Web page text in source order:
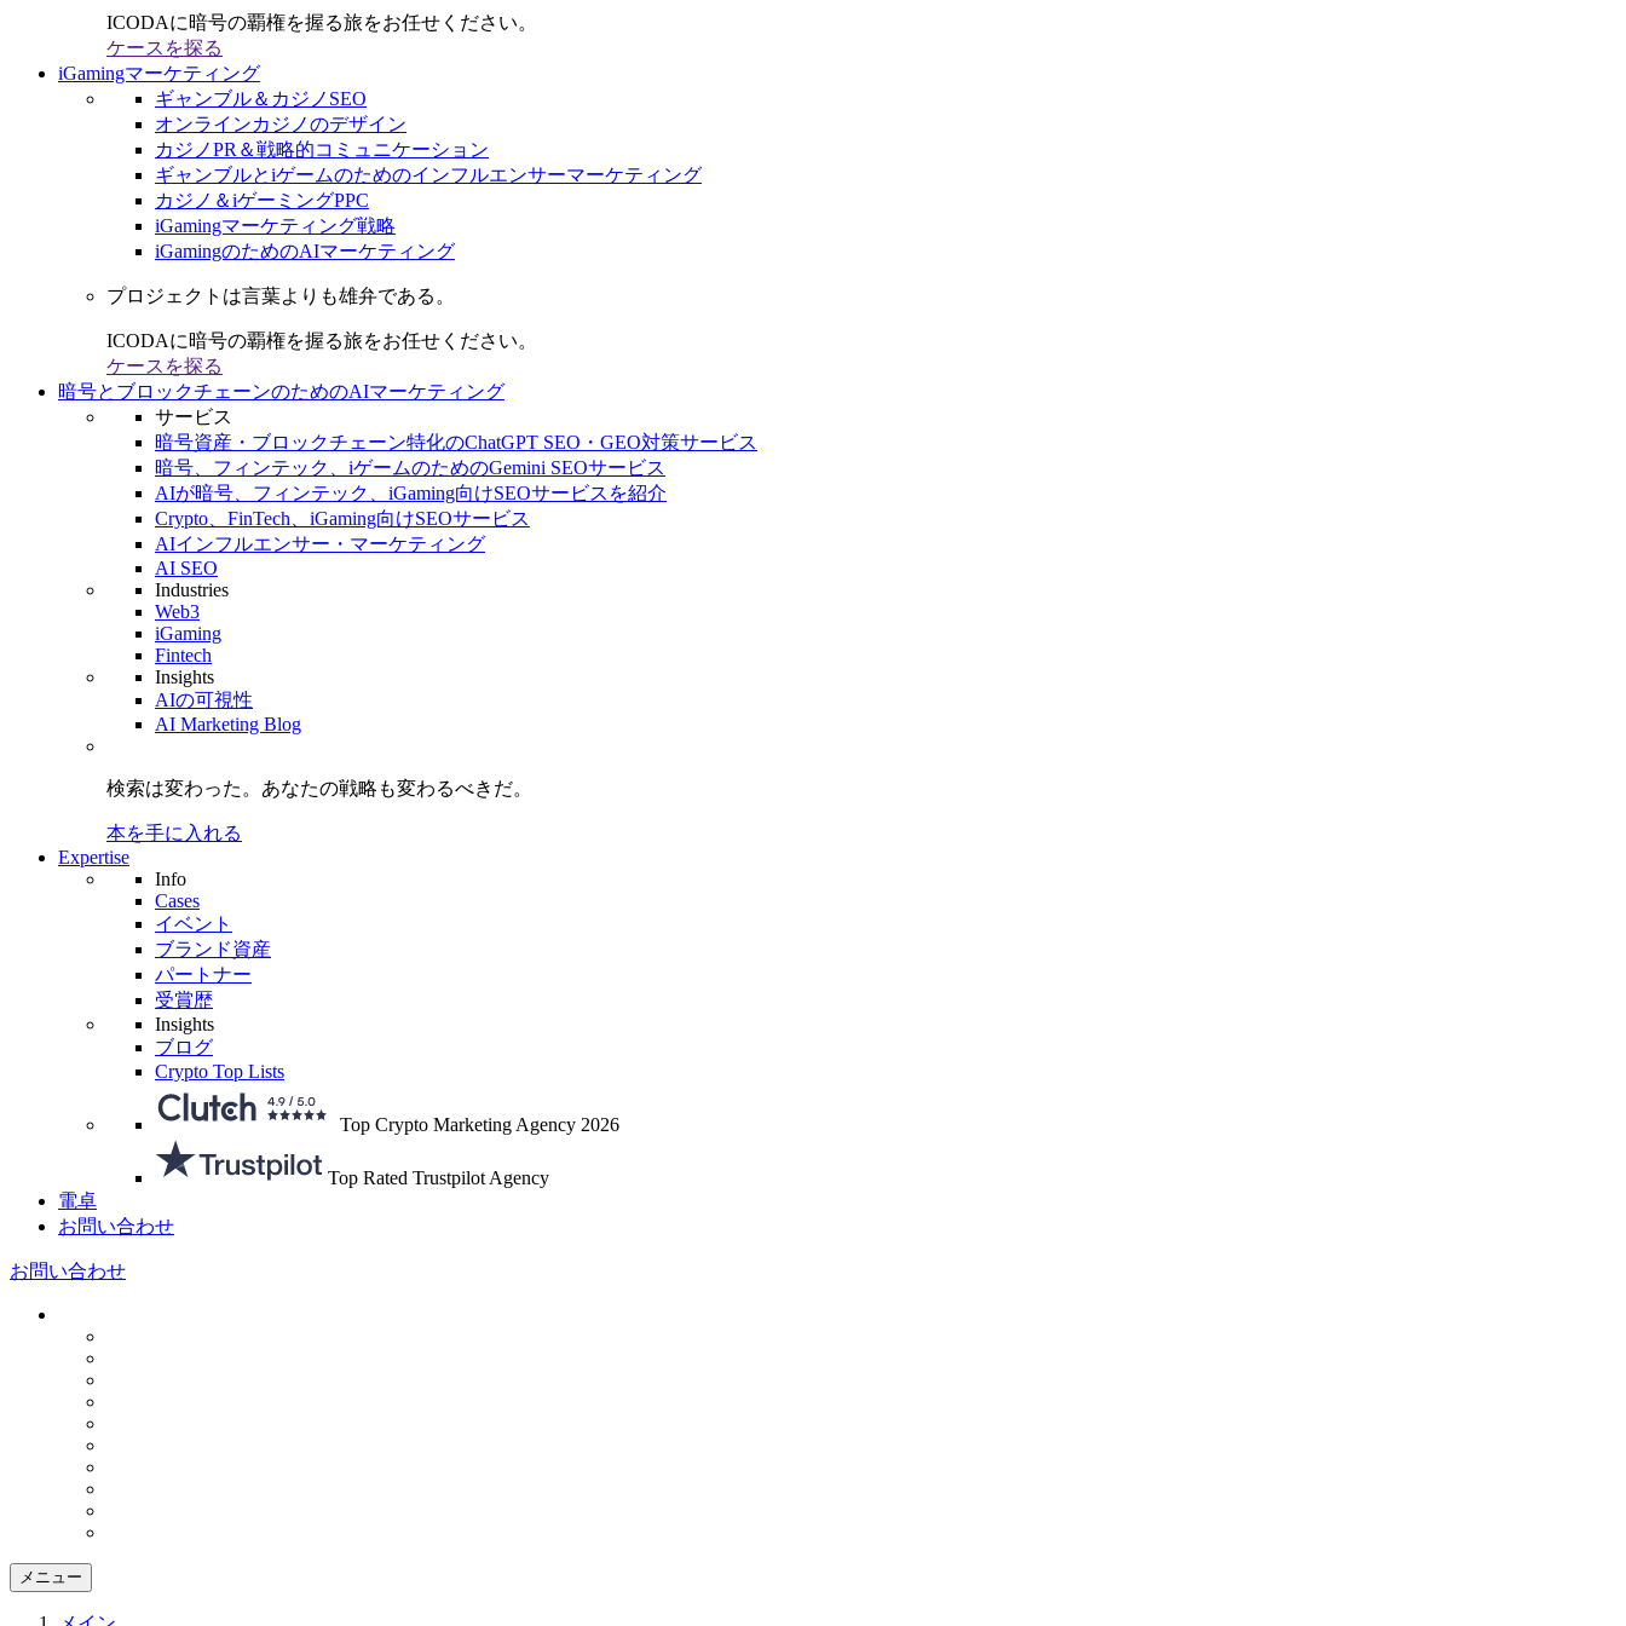
ICODAに暗号の覇権を握る旅をお任せください。
ケースを探る
iGamingマーケティング
ギャンブル＆カジノSEO
オンラインカジノのデザイン
カジノPR＆戦略的コミュニケーション
ギャンブルとiゲームのためのインフルエンサーマーケティング
カジノ＆iゲーミングPPC
iGamingマーケティング戦略
iGamingのためのAIマーケティング
プロジェクトは言葉よりも雄弁である。
ICODAに暗号の覇権を握る旅をお任せください。
ケースを探る
暗号とブロックチェーンのためのAIマーケティング
サービス
暗号資産・ブロックチェーン特化のChatGPT SEO・GEO対策サービス
暗号、フィンテック、iゲームのためのGemini SEOサービス
AIが暗号、フィンテック、iGaming向けSEOサービスを紹介
Crypto、FinTech、iGaming向けSEOサービス
AIインフルエンサー・マーケティング
AI SEO
Industries
Web3
iGaming
Fintech
Insights
AIの可視性
AI Marketing Blog
検索は変わった。 あなたの戦略も変わるべきだ。
本を手に入れる
Expertise
Info
Cases
イベント
ブランド資産
パートナー
受賞歴
Insights
ブログ
Crypto Top Lists
Top Crypto Marketing Agency 2026
Top Rated Trustpilot Agency
電卓
お問い合わせ
お問い合わせ
メニュー